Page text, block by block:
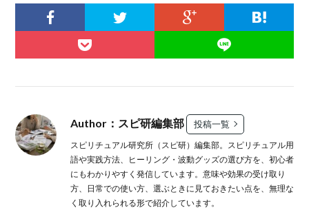
Author：スピ研編集部 投稿一覧
スピリチュアル研究所（スピ研）編集部。スピリチュアル用
語や実践方法、ヒーリング・波動グッズの選び方を、初心者
にもわかりやすく発信しています。意味や効果の受け取り
方、日常での使い方、選ぶときに見ておきたい点を、無理な
く取り入れられる形で紹介しています。